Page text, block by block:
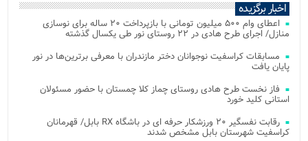
اخبار برگزیده
اعطای وام ۵۰۰ میلیون تومانی با بازپرداخت ۲۰ ساله برای نوسازی
منازل/ اجرای طرح هادی در ۲۲ روستای نور طی یکسال گذشته
مسابقات کراسفیت نوجوانان دختر مازندران با معرفی برترین‌ها در نور
پایان یافت
فاز نخست طرح هادی روستای چماز کلا چمستان با حضور مسئولان
استانی کلید خورد
رقابت نفسگیر ۲۰ ورزشکار حرفه ای در باشگاه RX بابل/ قهرمانان
کراسفیت شهرستان بابل مشخص شدند